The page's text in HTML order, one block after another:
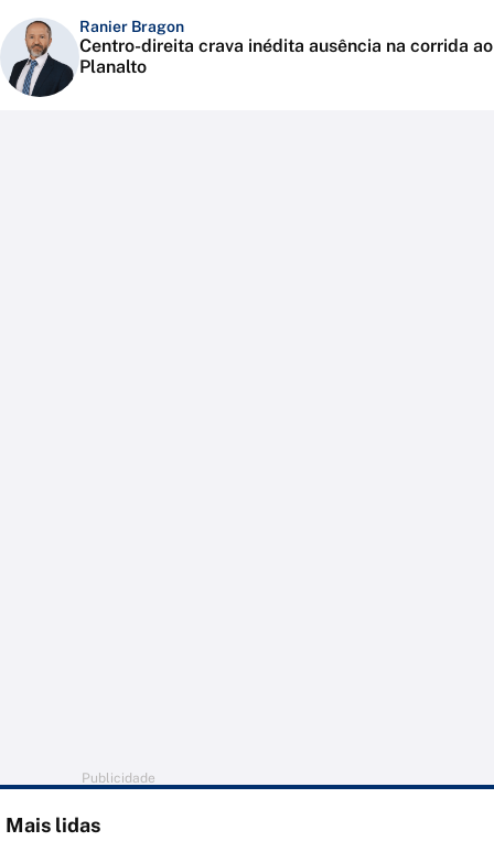
Ranier Bragon
Centro-direita crava inédita ausência na corrida ao
Planalto
Publicidade
Mais lidas